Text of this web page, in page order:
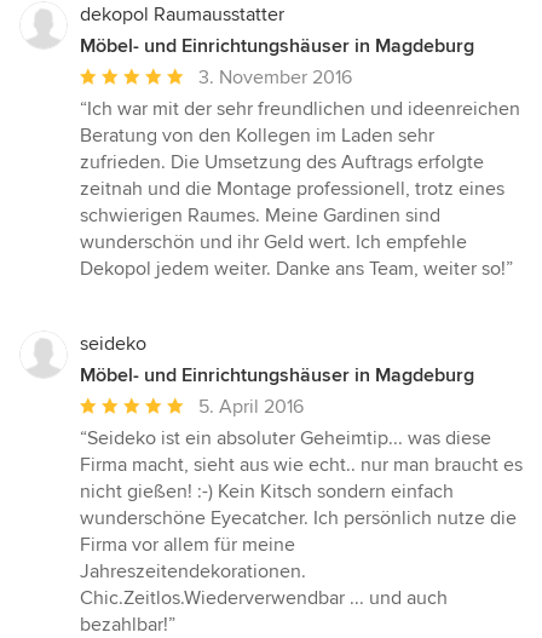
dekopol Raumausstatter
Möbel- und Einrichtungshäuser in Magdeburg
Durchschnittliche
Bewertung:
5
von
5
Sternen
3. November 2016
“Ich war mit der sehr freundlichen und ideenreichen
Beratung von den Kollegen im Laden sehr
zufrieden. Die Umsetzung des Auftrags erfolgte
zeitnah und die Montage professionell, trotz eines
schwierigen Raumes. Meine Gardinen sind
wunderschön und ihr Geld wert. Ich empfehle
Dekopol jedem weiter. Danke ans Team, weiter so!”
seideko
Möbel- und Einrichtungshäuser in Magdeburg
Durchschnittliche
Bewertung:
5
von
5
Sternen
5. April 2016
“Seideko ist ein absoluter Geheimtip... was diese
Firma macht, sieht aus wie echt.. nur man braucht es
nicht gießen! :-) Kein Kitsch sondern einfach
wunderschöne Eyecatcher. Ich persönlich nutze die
Firma vor allem für meine
Jahreszeitendekorationen.
Chic.Zeitlos.Wiederverwendbar ... und auch
bezahlbar!”